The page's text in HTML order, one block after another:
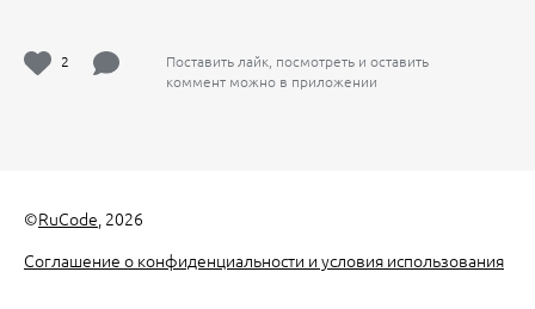
2
Поставить лайк, посмотреть и оставить
коммент можно в приложении
©RuCode, 2026
Соглашение о конфиденциальности и условия использования